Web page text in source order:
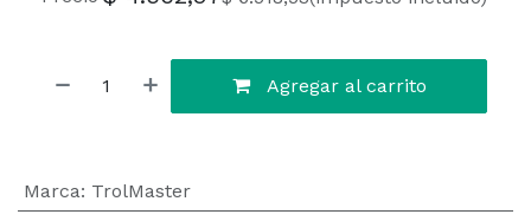
Agregar al carrito
Marca: TrolMaster